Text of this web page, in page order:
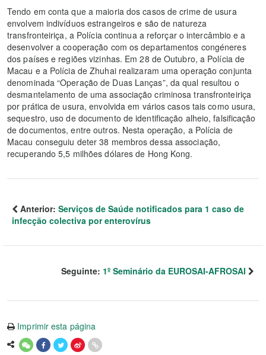
Tendo em conta que a maioria dos casos de crime de usura
envolvem indivíduos estrangeiros e são de natureza
transfronteiriça, a Polícia continua a reforçar o intercâmbio e a
desenvolver a cooperação com os departamentos congéneres
dos países e regiões vizinhas. Em 28 de Outubro, a Polícia de
Macau e a Polícia de Zhuhai realizaram uma operação conjunta
denominada “Operação de Duas Lanças”, da qual resultou o
desmantelamento de uma associação criminosa transfronteiriça
por prática de usura, envolvida em vários casos tais como usura,
sequestro, uso de documento de identificação alheio, falsificação
de documentos, entre outros. Nesta operação, a Polícia de
Macau conseguiu deter 38 membros dessa associação,
recuperando 5,5 milhões dólares de Hong Kong.
Anterior: Serviços de Saúde notificados para 1 caso de
infecção colectiva por enterovírus
Seguinte: 1º Seminário da EUROSAI-AFROSAI
Imprimir esta página